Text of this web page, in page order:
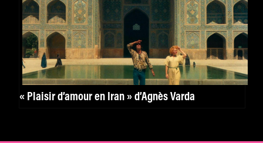
« Plaisir d’amour en Iran » d’Agnès Varda